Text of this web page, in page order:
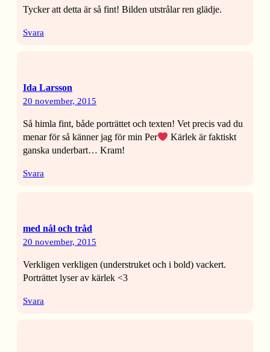
Tycker att detta är så fint! Bilden utstrålar ren glädje.
Svara
Ida Larsson
20 november, 2015
Så himla fint, både porträttet och texten! Vet precis vad du
menar för så känner jag för min Per
Kärlek är faktiskt
ganska underbart… Kram!
Svara
med nål och tråd
20 november, 2015
Verkligen verkligen (understruket och i bold) vackert.
Porträttet lyser av kärlek <3
Svara